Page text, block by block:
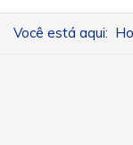
Você está aqui: